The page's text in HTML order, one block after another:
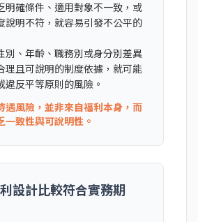
明確條件、適用對象不一致，或
說明不符，就容易引發不公平的
別、年齡、職務別或身分別差異
理且可說明的制度依據，就可能
違反平等原則的風險。
遇風險，並非來自福利本身，而
一致性與可說明性。
設計比較符合實務期